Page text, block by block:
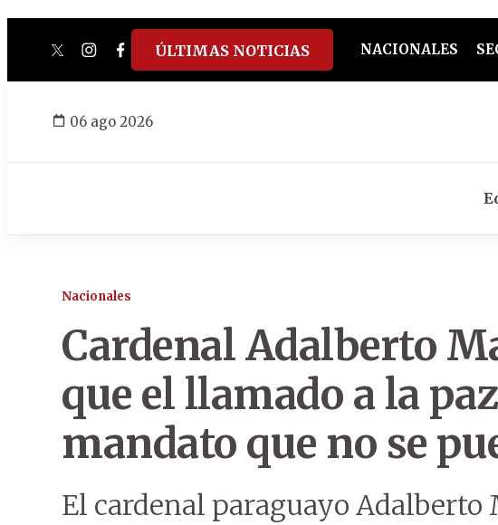
twitterinstagram
facebook
tiktokyoutube
spotify
ÚLTIMAS NOTICIAS NACIONALES
06 ago 2026
Nacionales
Cardenal Adalberto
que el llamado a la
mandato que no se
El cardenal paraguayo